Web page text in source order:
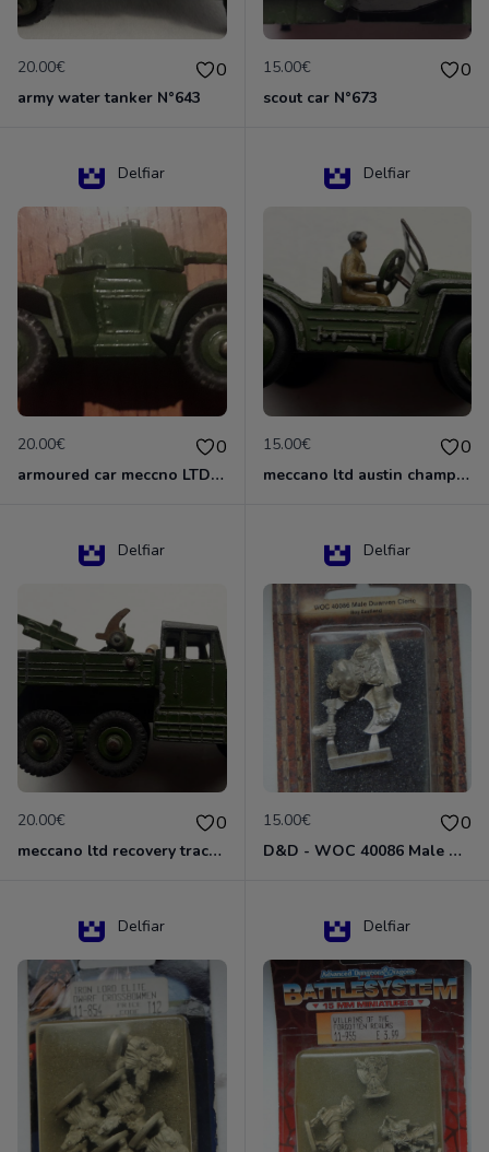
20.00€ 0
army water tanker N°643
15.00€ 0
scout car N°673
Delfiar
20.00€ 0
armoured car meccno LTD N°670
Delfiar
15.00€ 0
meccano ltd austin champ N°674
Delfiar
20.00€ 0
meccano ltd recovery tractor N°661
Delfiar
15.00€ 0
D&D - WOC 40086 Male Dwarven Cleric Miniature - Donjons Dragons
Delfiar Delfiar